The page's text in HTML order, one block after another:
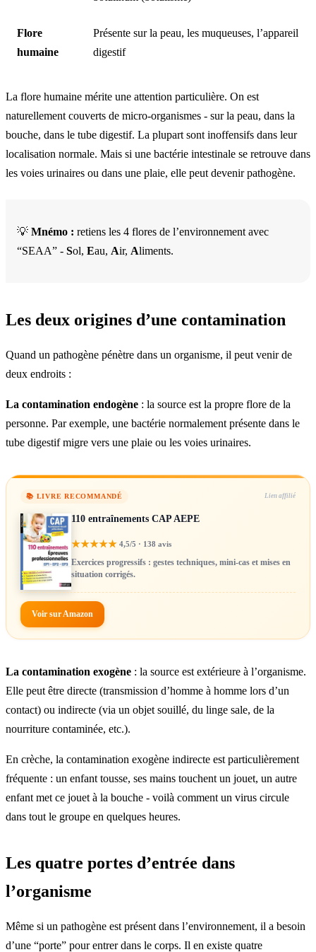
Flore
humaine
Présente sur la peau, les muqueuses, l’appareil
digestif
La flore humaine mérite une attention particulière. On est
naturellement couverts de micro-organismes - sur la peau, dans la
bouche, dans le tube digestif. La plupart sont inoffensifs dans leur
localisation normale. Mais si une bactérie intestinale se retrouve dans
les voies urinaires ou dans une plaie, elle peut devenir pathogène.
💡 Mnémo : retiens les 4 flores de l’environnement avec
“SEAA” - Sol, Eau, Air, Aliments.
Les deux origines d’une contamination
Quand un pathogène pénètre dans un organisme, il peut venir de
deux endroits :
La contamination endogène : la source est la propre flore de la
personne. Par exemple, une bactérie normalement présente dans le
tube digestif migre vers une plaie ou les voies urinaires.
📚 LIVRE RECOMMANDÉ Lien affilié
110 entraînements CAP AEPE
★★★★★ 4,5/5 · 138 avis
Exercices progressifs : gestes techniques, mini-cas et mises en
situation corrigés.
Voir sur Amazon
La contamination exogène : la source est extérieure à l’organisme.
Elle peut être directe (transmission d’homme à homme lors d’un
contact) ou indirecte (via un objet souillé, du linge sale, de la
nourriture contaminée, etc.).
En crèche, la contamination exogène indirecte est particulièrement
fréquente : un enfant tousse, ses mains touchent un jouet, un autre
enfant met ce jouet à la bouche - voilà comment un virus circule
dans tout le groupe en quelques heures.
Les quatre portes d’entrée dans
l’organisme
Même si un pathogène est présent dans l’environnement, il a besoin
d’une “porte” pour entrer dans le corps. Il en existe quatre